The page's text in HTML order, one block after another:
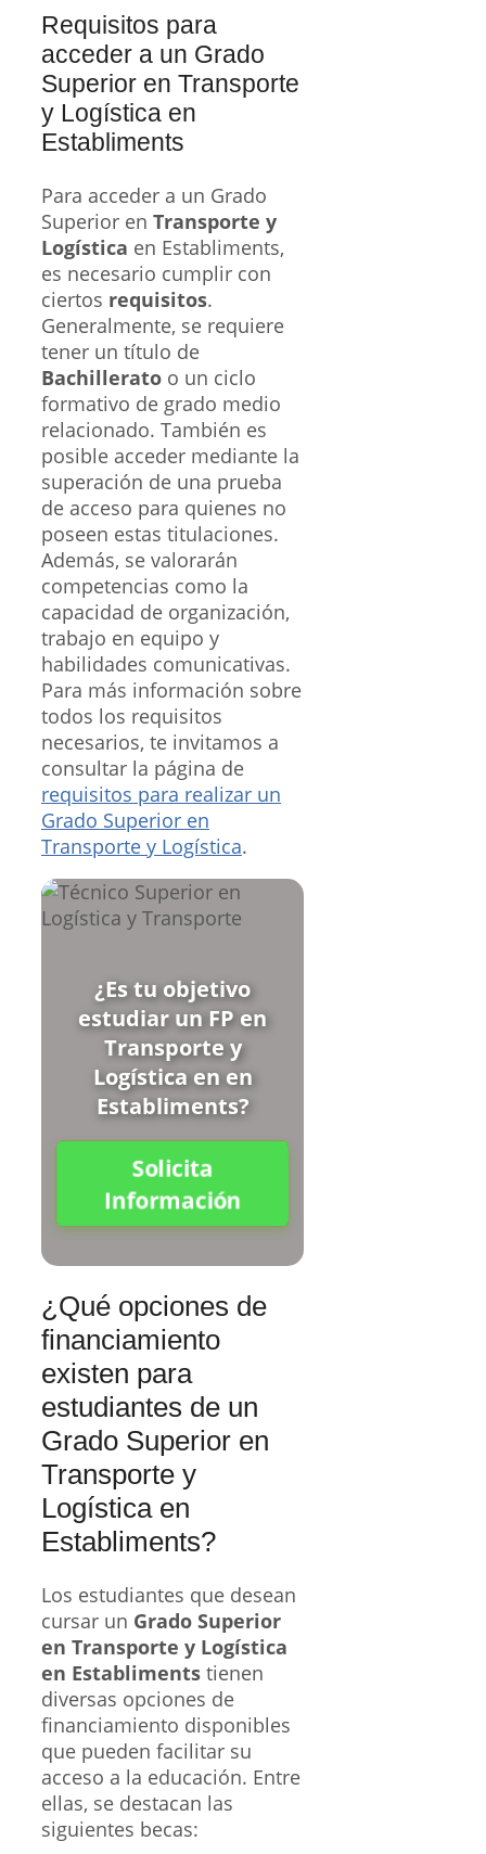
Requisitos para
acceder a un Grado
Superior en Transporte
y Logística en
Establiments
Para acceder a un Grado
Superior en Transporte y
Logística en Establiments,
es necesario cumplir con
ciertos requisitos.
Generalmente, se requiere
tener un título de
Bachillerato o un ciclo
formativo de grado medio
relacionado. También es
posible acceder mediante la
superación de una prueba
de acceso para quienes no
poseen estas titulaciones.
Además, se valorarán
competencias como la
capacidad de organización,
trabajo en equipo y
habilidades comunicativas.
Para más información sobre
todos los requisitos
necesarios, te invitamos a
consultar la página de
requisitos para realizar un
Grado Superior en
Transporte y Logística.
¿Es tu objetivo
estudiar un FP en
Transporte y
Logística en en
Establiments?
Solicita
Información
¿Qué opciones de
financiamiento
existen para
estudiantes de un
Grado Superior en
Transporte y
Logística en
Establiments?
Los estudiantes que desean
cursar un Grado Superior
en Transporte y Logística
en Establiments tienen
diversas opciones de
financiamiento disponibles
que pueden facilitar su
acceso a la educación. Entre
ellas, se destacan las
siguientes becas: